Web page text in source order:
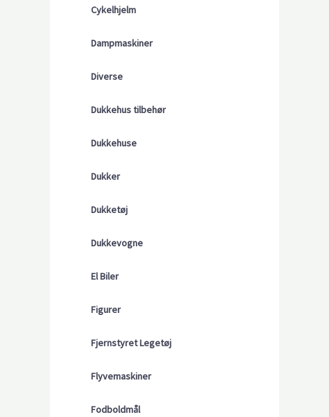
Cykelhjelm
Dampmaskiner
Diverse
Dukkehus tilbehør
Dukkehuse
Dukker
Dukketøj
Dukkevogne
El Biler
Figurer
Fjernstyret Legetøj
Flyvemaskiner
Fodboldmål